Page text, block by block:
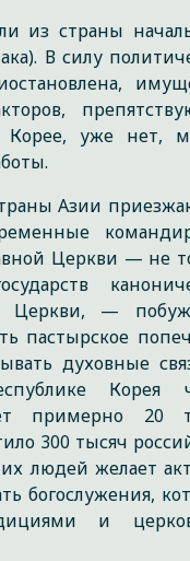
из страны
В силу
Корее, уже нет,
Азии
Церкви — не
Церкви, —
пастырское
духовные
Корея
примерно 20
300 тысяч
людей желает
богослужения,
и